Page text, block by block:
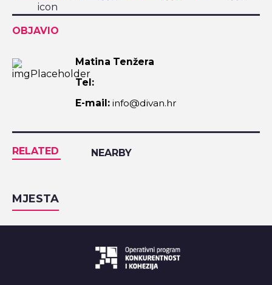
OBJAVIO
Matina Tenžera
Tel:
E-mail: info@divan.hr
RELATED NEARBY
MJESTA